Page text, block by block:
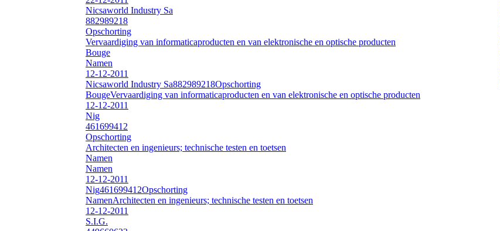
Nicsaworld Industry Sa
882989218
Opschorting
Vervaardiging van informaticaproducten en van elektronische en optische producten
Bouge
Namen
12-12-2011
Nicsaworld Industry Sa882989218Opschorting
BougeVervaardiging van informaticaproducten en van elektronische en optische producten
12-12-2011
Nig
461699412
Opschorting
Architecten en ingenieurs; technische testen en toetsen
Namen
Namen
12-12-2011
Nig461699412Opschorting
NamenArchitecten en ingenieurs; technische testen en toetsen
12-12-2011
S.I.G.